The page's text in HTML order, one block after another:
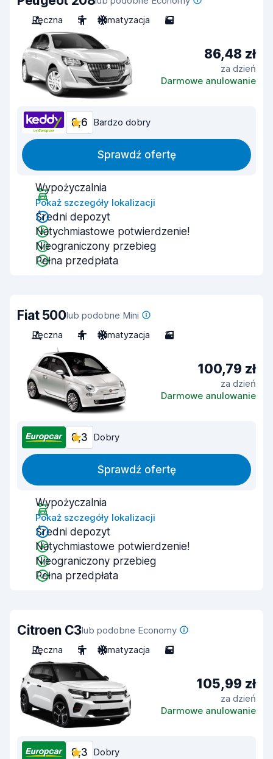
Ręczna
5 Klimatyzacja 5
86,48 zł
za dzień
Darmowe anulowanie
8,6 Bardzo dobry
Sprawdź ofertę
Wypożyczalnia
Pokaż szczegóły lokalizacji
Średni depozyt
Natychmiastowe potwierdzenie!
Nieograniczony przebieg
Pełna przedpłata
Fiat 500lub podobne Mini
Ręczna
4 Klimatyzacja 3
100,79 zł
za dzień
Darmowe anulowanie
8,3 Dobry
Sprawdź ofertę
Wypożyczalnia
Pokaż szczegóły lokalizacji
Średni depozyt
Natychmiastowe potwierdzenie!
Nieograniczony przebieg
Pełna przedpłata
Citroen C3lub podobne Economy
Ręczna
5 Klimatyzacja 5
105,99 zł
za dzień
Darmowe anulowanie
8,3 Dobry